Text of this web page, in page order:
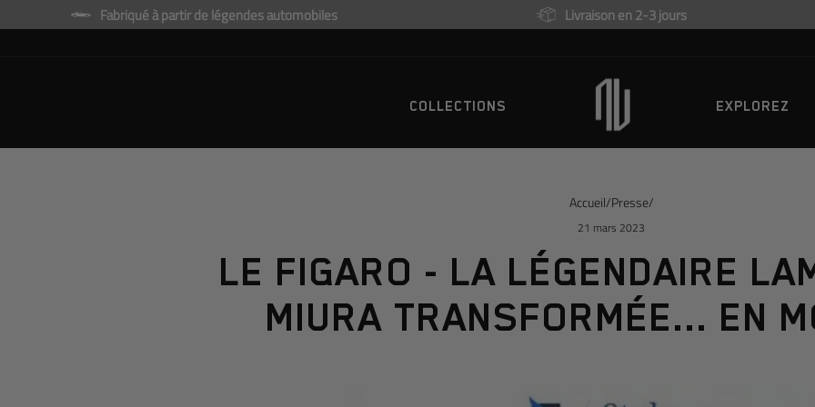
Fabriqué à partir de légendes automobiles Livraison en 2-3 jours
COLLECTIONS EXPLOREZ
Accueil/Presse/
21 mars 2023
LE FIGARO - LA LÉGENDAIRE
MIURA TRANSFORMÉE... EN